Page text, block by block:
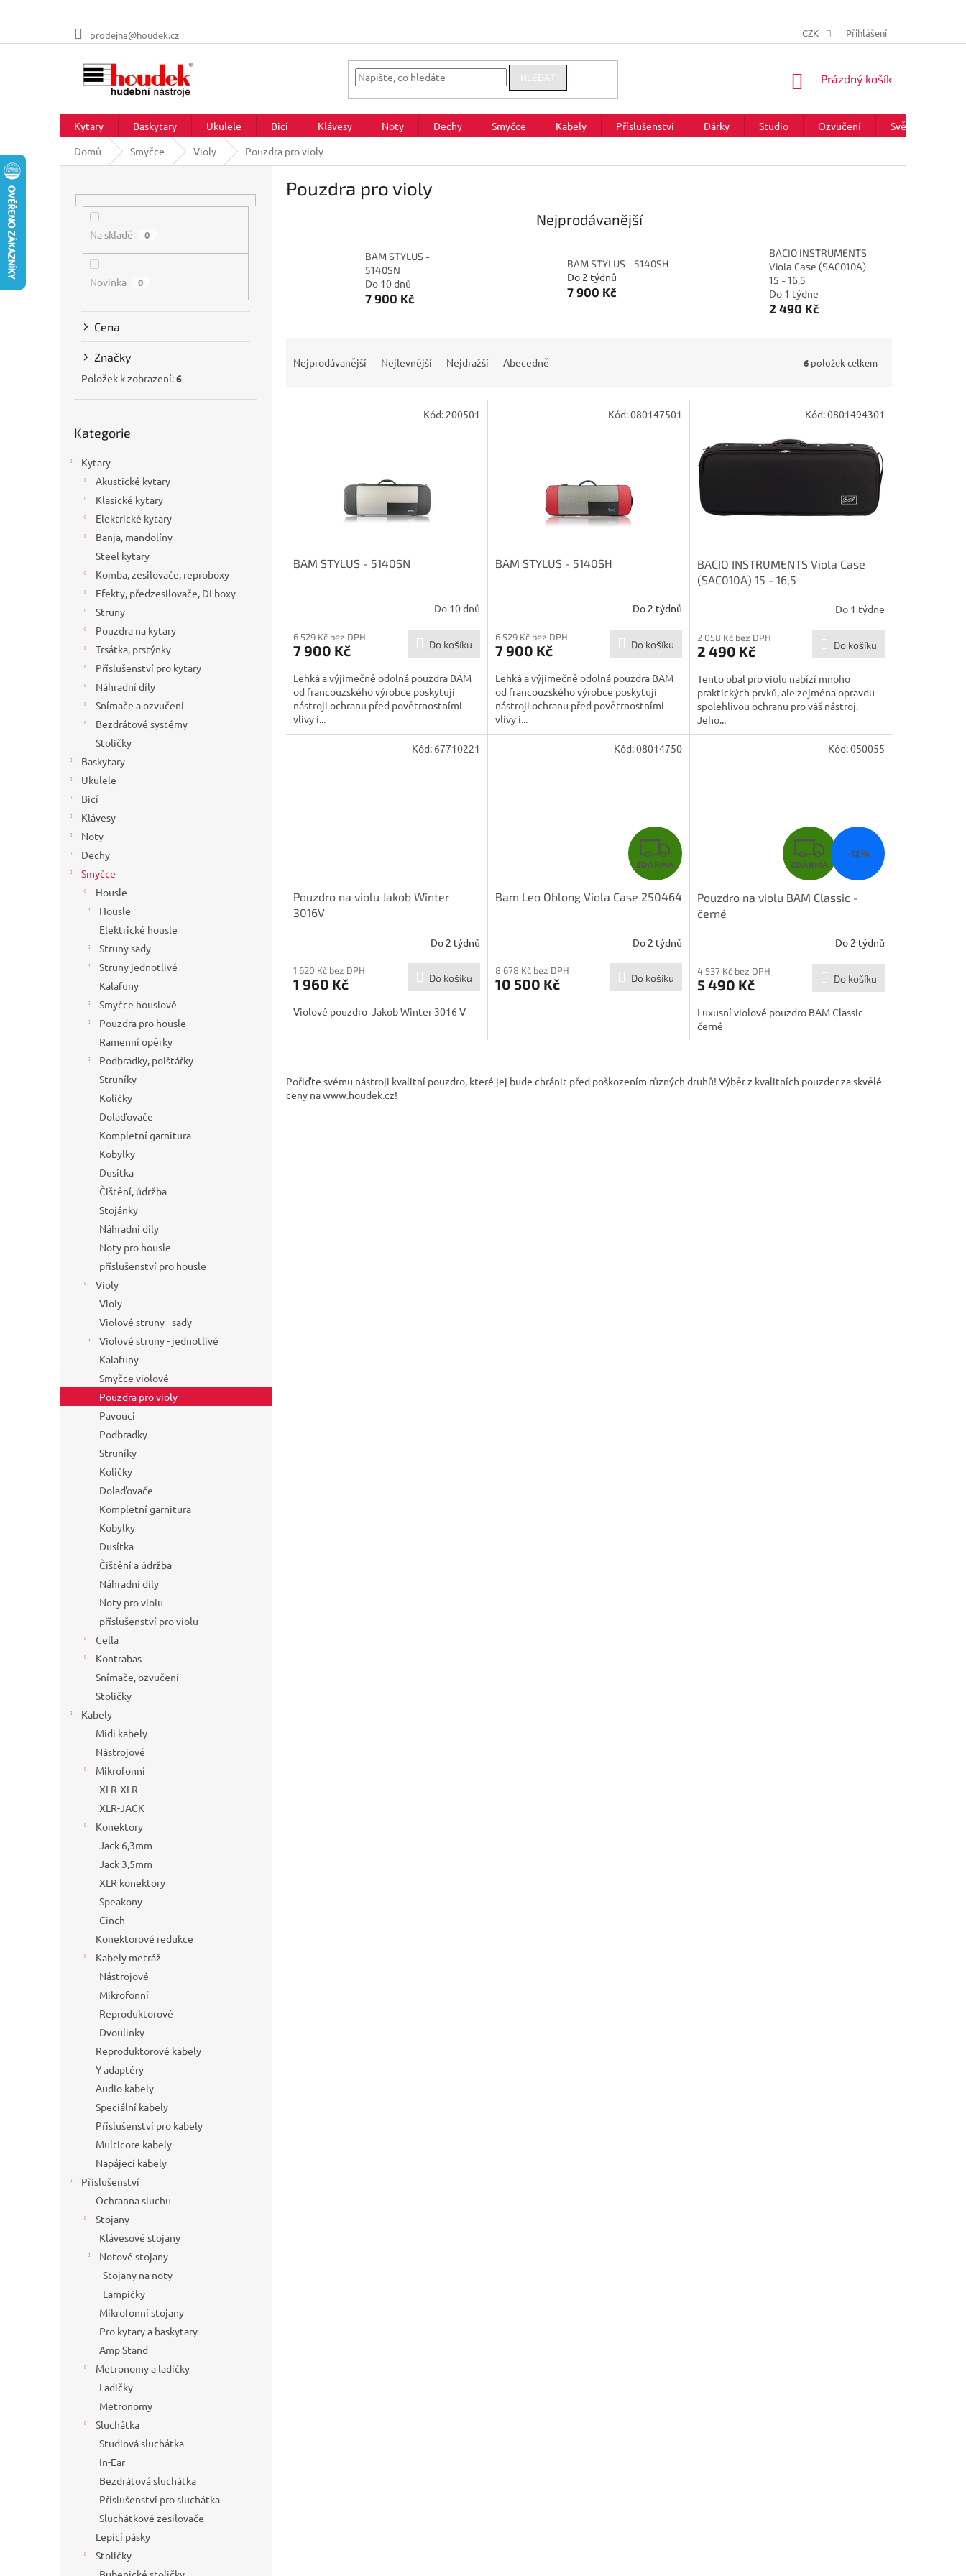
na
prodejna@houdek.cz CZK Přihlášení
HLEDAT
NÁKUPNÍ
Prázdný košík
Kytary Baskytary Ukulele Bicí Klávesy Noty Dechy Smyčce Kabely Příslušenství Dárky Studio Ozvučení Světla
Domů
Smyčce Violy Pouzdra pro violy
Na skladě 0
Novinka 0
Cena
Značky
Položek k zobrazení:6
kategorie
Kategorie
Kytary
Akustické kytary
Klasické kytary
Elektrické kytary
Banja, mandolíny
Steel kytary
Komba, zesilovače, reproboxy
Efekty, předzesilovače, DI boxy
Struny
Pouzdra na kytary
Trsátka, prstýnky
Příslušenství pro kytary
Náhradní díly
Snímače a ozvučení
Bezdrátové systémy
Stoličky
Baskytary
Ukulele
Bicí
Klávesy
Noty
Dechy
Smyčce
Housle
Housle
Elektrické housle
Struny sady
Struny jednotlivé
Kalafuny
Smyčce houslové
Pouzdra pro housle
Ramenní opěrky
Podbradky, polštářky
Struníky
Kolíčky
Dolaďovače
Kompletní garnitura
Kobylky
Dusítka
Čištění, údržba
Stojánky
Náhradní díly
Noty pro housle
příslušenství pro housle
Violy
Violy
Violové struny - sady
Violové struny - jednotlivé
Kalafuny
Smyčce violové
Pouzdra pro violy
Pavouci
Podbradky
Struníky
Kolíčky
Dolaďovače
Kompletní garnitura
Kobylky
Dusítka
Čištění a údržba
Náhradní díly
Noty pro violu
příslušenství pro violu
Cella
Kontrabas
Snímače, ozvučení
Stoličky
Kabely
Midi kabely
Nástrojové
Mikrofonní
XLR-XLR
XLR-JACK
Konektory
Jack 6,3mm
Jack 3,5mm
XLR konektory
Speakony
Cinch
Konektorové redukce
Kabely metráž
Nástrojové
Mikrofonní
Reproduktorové
Dvoulinky
Reproduktorové kabely
Y adaptéry
Audio kabely
Speciální kabely
Příslušenství pro kabely
Multicore kabely
Napájecí kabely
Příslušenství
Ochranna sluchu
Stojany
Klávesové stojany
Notové stojany
Stojany na noty
Lampičky
Mikrofonní stojany
Pro kytary a baskytary
Amp Stand
Metronomy a ladičky
Ladičky
Metronomy
Sluchátka
Studiová sluchátka
In-Ear
Bezdrátová sluchátka
Příslušenství pro sluchátka
Sluchátkové zesilovače
Lepící pásky
Stoličky
Pouzdra pro violy
Nejprodávanější
BAM STYLUS -
5140SN
Do 10 dnů
7 900 Kč
BAM STYLUS - 5140SH
Do 2 týdnů
7 900 Kč
BACIO INSTRUMENTS
Viola Case (SAC010A)
15 - 16,5
Do 1 týdne
2 490 Kč
Nejprodávanější Nejlevnější Nejdražší Abecedně 6 položek celkem
BAM STYLUS - 5140SN
Do 10 dnů
6 529 Kč bez DPH
7 900 Kč Do košíku
Lehká a výjimečně odolná pouzdra BAM
od francouzského výrobce poskytují
nástroji ochranu před povětrnostními
vlivy i...
Kód: 200501
BAM STYLUS - 5140SH
Do 2 týdnů
6 529 Kč bez DPH
7 900 Kč Do košíku
Lehká a výjimečně odolná pouzdra BAM
od francouzského výrobce poskytují
nástroji ochranu před povětrnostními
vlivy i...
Kód:080147501
BACIO INSTRUMENTS Viola Case
(SAC010A) 15 - 16,5
Do 1 týdne
2 058 Kč bez DPH
2 490 Kč Do košíku
Tento obal pro violu nabízí mnoho
praktických prvků, ale zejména opravdu
spolehlivou ochranu pro váš nástroj.
Jeho...
Kód:0801494301
Pouzdro na violu Jakob Winter
3016V
Do 2 týdnů
1 620 Kč bez DPH
1 960 Kč Do košíku
Violové pouzdro Jakob Winter 3016 V
Kód: 67710221
Z
D
A
R
M
A
ZDARMA
Bam Leo Oblong Viola Case 250464
Do 2 týdnů
8 678 Kč bez DPH
10 500 Kč Do košíku
Kód:08014750
Z
D
A
R
M
A
ZDARMA
–12 %
Pouzdro na violu BAM Classic -
černé
Do 2 týdnů
4 537 Kč bez DPH
5 490 Kč Do košíku
Luxusní violové pouzdro BAM Classic -
černé
Kód:050055
l
Pořiďte svému nástroji kvalitní pouzdro, které jej bude chránit před poškozením různých druhů! Výběr z kvalitních pouzder za skvělé
ceny na www.houdek.cz!